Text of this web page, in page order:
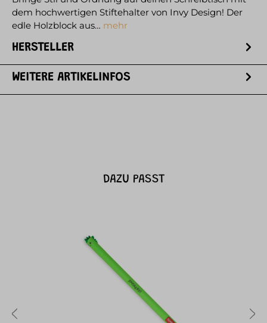
dem hochwertigen Stiftehalter von Invy Design! Der
edle Holzblock aus… mehr
HERSTELLER
WEITERE ARTIKELINFOS
DAZU PASST